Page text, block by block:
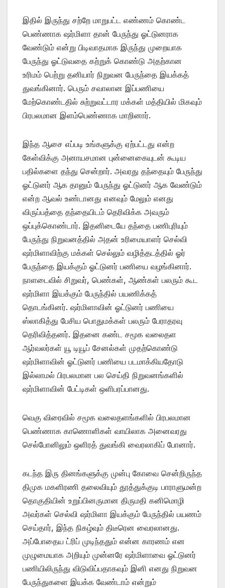
இதில் இருந்து சற்றே மாறுபட்ட எண்ணம் கொண்ட
பெண்ணாக ஷர்மிளா தான் பேருந்து ஓட்டுனராக
வேண்டும் என்று பிடிவாதமாக இருந்து முறையாக
பேருந்து ஓட்டுவதை கற்றுக் கொண்டு அதற்கான
உரிமம் பெற்று தனியார் நிறுவன பேருந்தை இயக்கத்
துவங்கினார். பெரும் சவாலான இப்பணியை
மேற்கொண்டதில் சுற்றுவட்டார மக்கள் மத்தியில் மிகவும்
பிரபலமான இளம்பெண்ணாக மாறினார்.
இந்த ஆசை எப்படி உங்களுக்கு ஏற்பட்டது என்ற
கேள்விக்கு அனாயசமான புன்னைகையுடன் கூடிய
பதில்களை தந்து சென்றார். அவரது தந்தையும் பேருந்து
ஓட்டுனர் ஆக தானும் பேருந்து ஓட்டுனர் ஆக வேண்டும்
என்ற ஆவல் உண்டானது எனவும் மேலும் எனது
விருப்பத்தை தந்தையிடம் தெரிவிக்க அவரும்
ஒப்புக்கொண்டார். இதனிடையே தந்தை பணிபுரியும்
பேருந்து நிறுவனத்தில் அதன் உரிமையாளர் செல்வி
ஷர்மிளாவிற்கு மக்கள் செல்லும் வழித்தடத்தில் ஓர்
பேருந்தை இயக்கும் ஓட்டுனர் பணியை வழங்கினார்.
நாளடைவில் சிறுவர், பெண்கள், ஆண்கள் பலரும் கூட
ஷர்மிளா இயக்கும் பேருந்தில் பயணிக்கத்
தொடங்கினர். ஷர்மிளாவின் ஓட்டுனர் பணியை
ஸ்லாகித்து பேசிய பொதுமக்கள் பலரும் பேராதரவு
தெரிவித்தனர். இதனை கண்ட சமூக வலைதள
ஆர்வலர்கள் யூ டியூப் சேனல்கள் முதற்கொண்டு
ஷர்மிளாவின் ஓட்டுனர் பணியை படமாக்கியதோடு
இல்லாமல் பிரபலமான பல செய்தி நிறுவனங்களில்
ஷர்மிளாவின் பேட்டிகள் ஒளிபரப்பானது.
வெகு விரைவில் சமூக வலைதளங்களில் பிரபலமான
பெண்ணாக காணொளிகள் வாயிலாக அனைவரது
செல்போனிலும் ஒளிரத் துவங்கி வைரலாகிப் போனார்.
கடந்த இரு தினங்களுக்கு முன்பு கோவை சென்றிருந்த
திமுக மகளிரணி தலைவியும் தூத்துக்குடி பாராளுமன்ற
தொகுதியின் உறுப்பினருமான திருமதி கனிமொழி
அவர்கள் செல்வி ஷர்மிளா இயக்கும் பேருந்தில் பயணம்
செய்தார், இந்த நிகழ்வும் திடீரென வைரலானது.
அப்போதைய ட்ரிப் முடிந்ததும் என்ன காரணம் என
முழுமையாக அறியும் முன்னரே ஷர்மிளாவை ஓட்டுனர்
பணியிலிருந்து விடுவிப்பதாகவும் இனி எனது நிறுவன
பேருந்துகளை இயக்க வேண்டாம் என்றும்